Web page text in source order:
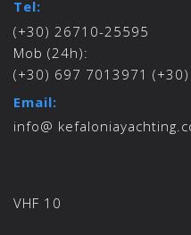
Tel:
(+30) 26710-25595
Mob (24h):
(+30) 697 7013971
Email:
info@
VHF 10